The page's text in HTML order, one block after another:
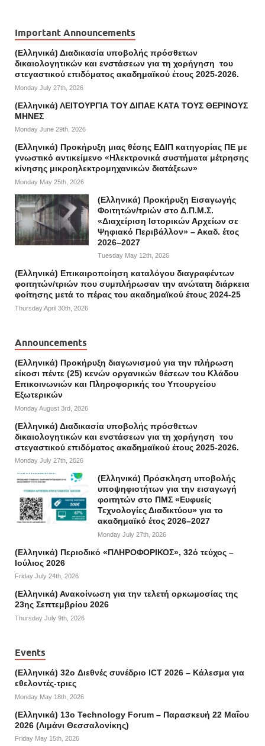
Important Announcements
(Ελληνικά) Διαδικασία υποβολής πρόσθετων
δικαιολογητικών και ενστάσεων για τη χορήγηση του
στεγαστικού επιδόματος ακαδημαϊκού έτους 2025-2026.
Monday July 27th, 2026
(Ελληνικά) ΛΕΙΤΟΥΡΓΙΑ ΤΟΥ ΔΙΠΑΕ ΚΑΤΑ ΤΟΥΣ ΘΕΡΙΝΟΥΣ
ΜΗΝΕΣ
Monday June 29th, 2026
(Ελληνικά) Προκήρυξη μιας θέσης ΕΔΙΠ κατηγορίας ΠΕ με
γνωστικό αντικείμενο «Ηλεκτρονικά συστήματα μέτρησης
κίνησης μικροηλεκτρομηχανικών διατάξεων»
Monday May 25th, 2026
(Ελληνικά) Προκήρυξη Εισαγωγής
Φοιτητών/τριών στο Δ.Π.Μ.Σ.
«Διαχείριση Ιστορικών Αρχείων σε
Ψηφιακό Περιβάλλον» – Ακαδ. έτος
2026–2027
Tuesday May 12th, 2026
(Ελληνικά) Επικαιροποίηση καταλόγου διαγραφέντων
φοιτητών/τριών που συμπλήρωσαν την ανώτατη διάρκεια
φοίτησης μετά το πέρας του ακαδημαϊκού έτους 2024-25
Thursday April 30th, 2026
Announcements
(Ελληνικά) Προκήρυξη διαγωνισμού για την πλήρωση
είκοσι πέντε (25) κενών οργανικών θέσεων του Κλάδου
Επικοινωνιών και Πληροφορικής του Υπουργείου
Εξωτερικών
Monday August 3rd, 2026
(Ελληνικά) Διαδικασία υποβολής πρόσθετων
δικαιολογητικών και ενστάσεων για τη χορήγηση του
στεγαστικού επιδόματος ακαδημαϊκού έτους 2025-2026.
Monday July 27th, 2026
(Ελληνικά) Πρόσκληση υποβολής
υποψηφιοτήτων για την εισαγωγή
φοιτητών στο ΠΜΣ «Ευφυείς
Τεχνολογίες Διαδικτύου» για το
ακαδημαϊκό έτος 2026–2027
Monday July 27th, 2026
(Ελληνικά) Περιοδικό «ΠΛΗΡΟΦΟΡΙΚΟΣ», 32ό τεύχος –
Ιούλιος 2026
Friday July 24th, 2026
(Ελληνικά) Ανακοίνωση για την τελετή ορκωμοσίας της
23ης Σεπτεμβρίου 2026
Thursday July 9th, 2026
Events
(Ελληνικά) 32o Διεθνές συνέδριο ICT 2026 – Κάλεσμα για
εθελοντές-τριες
Monday May 18th, 2026
(Ελληνικά) 13ο Technology Forum – Παρασκευή 22 Μαΐου
2026 (Λιμάνι Θεσσαλονίκης)
Friday May 15th, 2026